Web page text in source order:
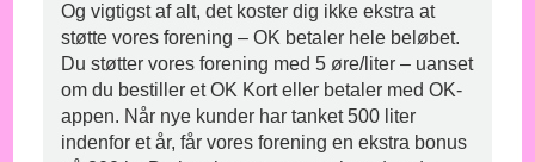
Og vigtigst af alt, det koster dig ikke ekstra at
støtte vores forening – OK betaler hele beløbet.
Du støtter vores forening med 5 øre/liter – uanset
om du bestiller et OK Kort eller betaler med OK-
appen. Når nye kunder har tanket 500 liter
indenfor et år, får vores forening en ekstra bonus